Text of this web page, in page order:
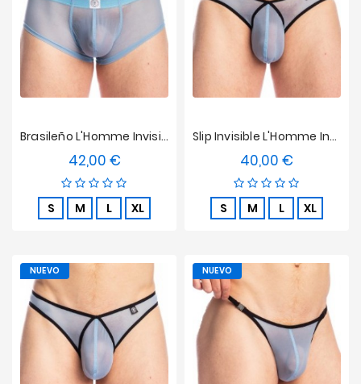
Brasileño L'Homme Invisible - Faro
42,00 €Precio
S M L XL
Slip Invisible L'Homme Invisible - Faro
40,00 €
S M L XL
NUEVO NUEVO